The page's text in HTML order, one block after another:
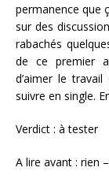
permanence que
sur des
rabachés
de ce premier
d’aimer le
suivre en single.
Verdict : à tester
A lire avant : rien